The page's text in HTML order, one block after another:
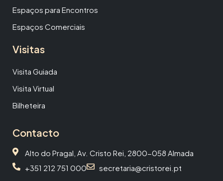
Espaços para Encontros
Espaços Comerciais
Visitas
Visita Guiada
Visita Virtual
Bilheteira
Contacto
Alto do Pragal, Av. Cristo Rei, 2800-058 Almada
+351 212 751 000
secretaria@cristorei.pt